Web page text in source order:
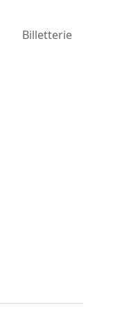
Billetterie